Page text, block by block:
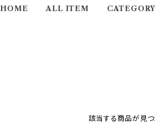
HOME ALL ITEM CATEGORY
該当する商品が見つ